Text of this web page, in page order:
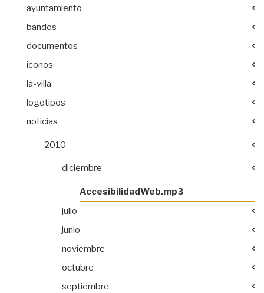
ayuntamiento
bandos
documentos
iconos
la-villa
logotipos
noticias
2010
diciembre
AccesibilidadWeb.mp3
julio
junio
noviembre
octubre
septiembre